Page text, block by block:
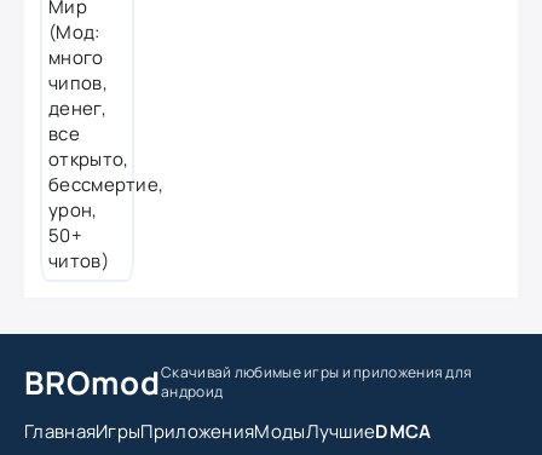
BROmodСкачивай любимые игрыи приложения для
андроид
ГлавнаяИгрыПриложенияМодыЛучшиеDMCA